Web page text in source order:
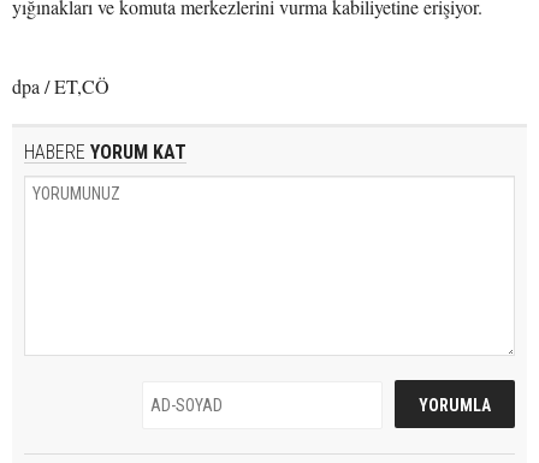
yığınakları ve komuta merkezlerini vurma kabiliyetine erişiyor.
dpa / ET,CÖ
HABERE YORUM KAT